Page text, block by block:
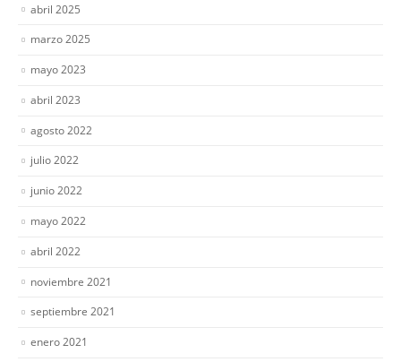
abril 2025
marzo 2025
mayo 2023
abril 2023
agosto 2022
julio 2022
junio 2022
mayo 2022
abril 2022
noviembre 2021
septiembre 2021
enero 2021